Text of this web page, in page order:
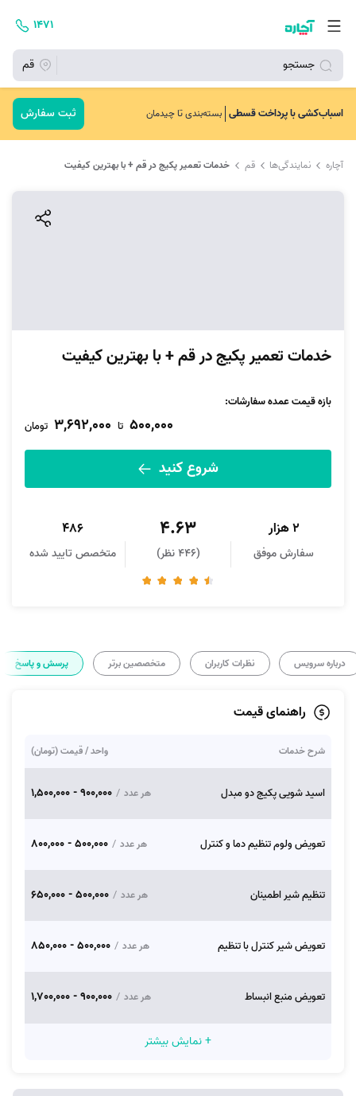
جستجو قم
۱۴۷۱
اسباب‌کشی با پرداخت قسطی بسته‌بندی تا چیدمان ثبت سفارش
آچاره نمایندگی‌ها قم خدمات تعمیر پکیج در قم + با بهترین کیفیت
خدمات تعمیر پکیج در قم + با بهترین کیفیت
بازه قیمت عمده سفارشات:
500,000 تا 3,692,000 تومان
شروع کنید
2 هزار
سفارش موفق
4.63
(446 نظر)
486
متخصص تایید شده
درباره سرویس نظرات کاربران متخصصین برتر پرسش و پاسخ
راهنمای قیمت
شرح خدمات واحد / قیمت (تومان)
اسید شویی پکیج دو مبدل هر عدد /
900,000 - 1,500,000
تعویض ولوم تنظیم دما و کنترل هر عدد /
500,000 - 800,000
تنظیم شیر اطمینان هر عدد /
500,000 - 650,000
تعویض شیر کنترل با تنظیم هر عدد /
500,000 - 850,000
تعویض منبع انبساط هر عدد /
900,000 - 1,700,000
+ نمایش بیشتر